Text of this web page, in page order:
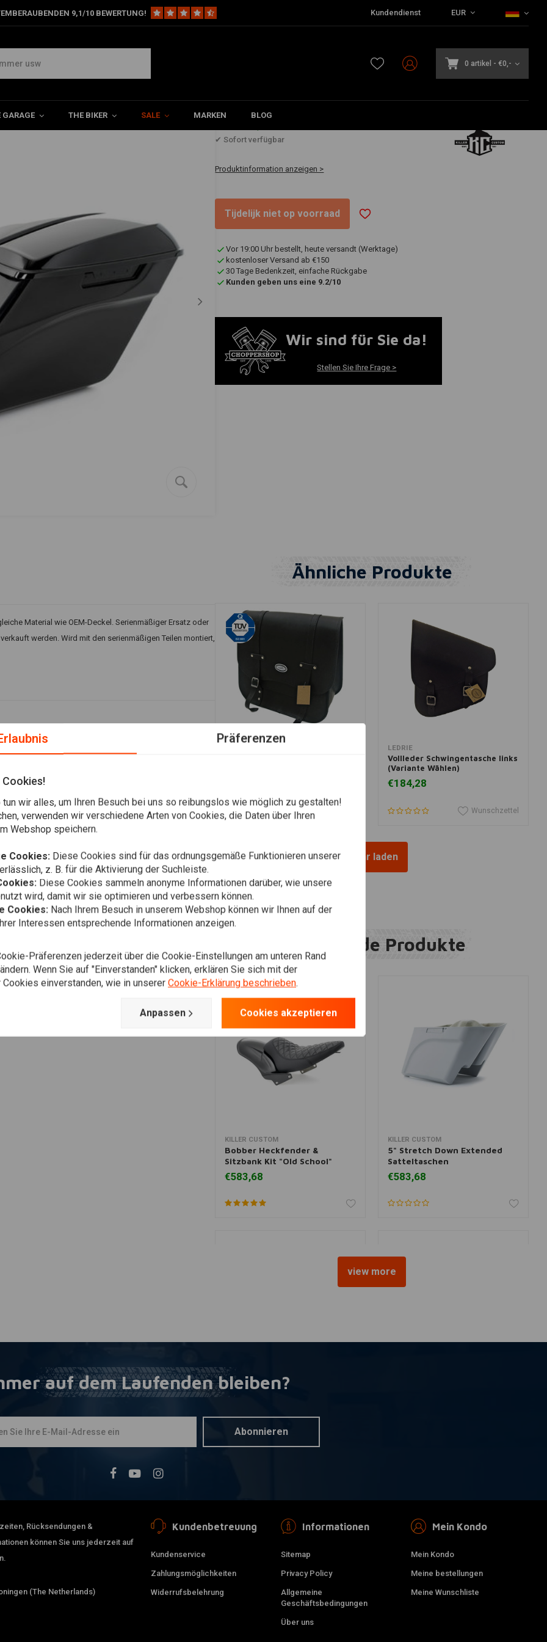
9,1/10 BEWERTUNG! Kundendienst EUR
0 artikel - €0,-
GARAGE THE BIKER SALE MARKEN BLOG
Werkzeugtaschen 14-Up Touring Satteltaschendeckel Set
€240,61
✔ Sofort verfügbar
Produktinformation anzeigen >
Tijdelijk niet op voorraad
Vor 19:00 Uhr bestellt, heute versandt (Werktage)
kostenloser Versand ab €150
30 Tage Bedenkzeit, einfache Rückgabe
Kunden geben uns eine 9.2/10
Wir sind für Sie da!
Stellen Sie Ihre Frage >
Material wie OEM-Deckel. Serienmäßiger Ersatz oder
werden. Wird mit den serienmäßigen Teilen montiert,
Ähnliche Produkte
LEDRIE
Vollleder Schwingentasche links
(Variante Wählen)
€184,28
Wunschzettel
Mehr laden
Ergänzende Produkte
Zum Warenkorb hinzufügen
KILLER CUSTOM
Bobber Heckfender &
Sitzbank Kit "Old School"
€583,68
Zum Warenkorb hinzufügen
KILLER CUSTOM
5" Stretch Down Extended
Satteltaschen
€583,68
Satteltaschen
€533,63
view more
auf dem Laufenden bleiben?
Abonnieren
Rücksendungen &
können Sie uns jederzeit auf
(The Netherlands)
Kundenbetreuung
Kundenservice
Zahlungsmöglichkeiten
Widerrufsbelehrung
Informationen
Sitemap
Privacy Policy
Allgemeine
Geschäftsbedingungen
Über uns
Mein Kondo
Mein Kondo
Meine bestellungen
Meine Wunschliste
Präferenzen
tun wir alles, um Ihren Besuch bei uns so reibungslos wie möglich zu gestalten!
verwenden wir verschiedene Arten von Cookies, die Daten über Ihren
Webshop speichern.
Cookies: Diese Cookies sind für das ordnungsgemäße Funktionieren unserer
z. B. für die Aktivierung der Suchleiste.
Diese Cookies sammeln anonyme Informationen darüber, wie unsere
wird, damit wir sie optimieren und verbessern können.
Cookies: Nach Ihrem Besuch in unserem Webshop können wir Ihnen auf der
Interessen entsprechende Informationen anzeigen.
Präferenzen jederzeit über die Cookie-Einstellungen am unteren Rand
Wenn Sie auf "Einverstanden" klicken, erklären Sie sich mit der
Cookies einverstanden, wie in unserer Cookie-Erklärung beschrieben.
Anpassen Cookies akzeptieren